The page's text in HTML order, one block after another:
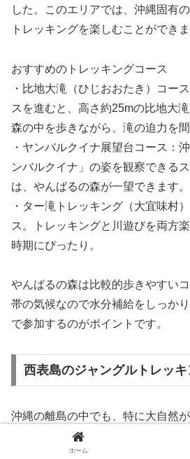
した。このエリアでは、沖縄固有
トレッキングを楽しむことができま
おすすめのトレッキングコース
・比地大滝（ひじおおたき）コー
スを進むと、高さ約25mの比地大
森の中を歩きながら、滝の迫力を
・ヤンバルクイナ展望台コース：
ンバルクイナ」の姿を観察できる
は、やんばるの森が一望できます。
・ター滝トレッキング（大宜味村
ス。トレッキングと川遊びを両方
時期にぴったり。
やんばるの森は比較的歩きやすい
帯の気候なので水分補給をしっか
で参加するのがポイントです。
西表島のジャングルトレッ
沖縄の離島の中でも、特に大自然
もてじま）は、トレッキングやカ
ています。島の90％以上が亜熱帯
ホーム